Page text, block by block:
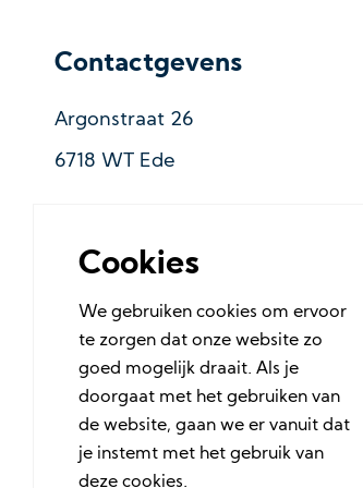
Contactgevens
Argonstraat 26
6718 WT Ede
Postbus 204
6710 BE Ede
0318 41 90 15
mail@grootheest.nl
Cookies
We gebruiken cookies om ervoor
te zorgen dat onze website zo
goed mogelijk draait. Als je
doorgaat met het gebruiken van
de website, gaan we er vanuit dat
je instemt met het gebruik van
deze cookies.